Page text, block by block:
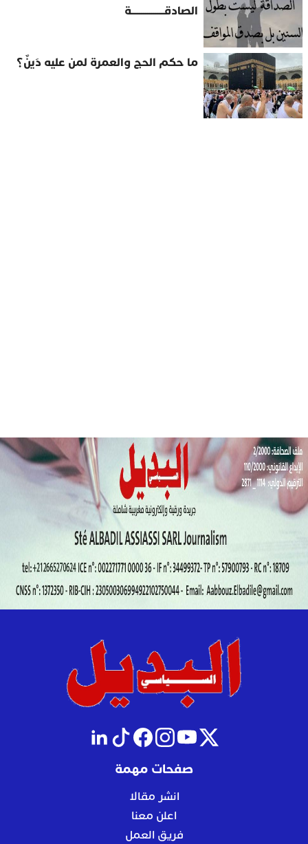
الصادقــــــــــــــــة
ما حكم الحج والعمرة لمن عليه دَينٌ؟
صفحات مهمة
انشر مقالا
اعلن معنا
فريق العمل